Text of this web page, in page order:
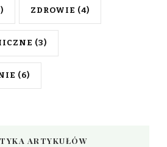
ZDROWIE (4)
(3)
(6)
ARTYKUŁÓW